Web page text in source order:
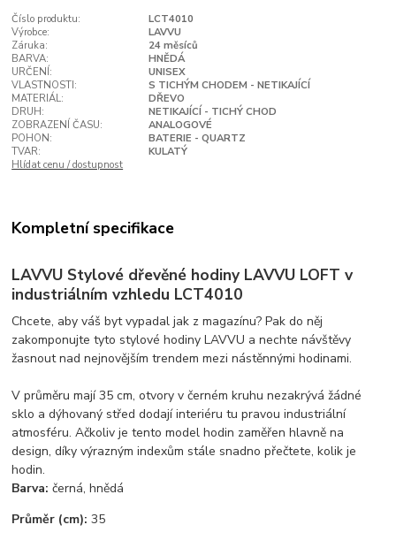
Číslo produktu:
LCT4010
Výrobce:
LAVVU
Záruka:
24 měsíců
BARVA:
HNĚDÁ
URČENÍ:
UNISEX
VLASTNOSTI:
S TICHÝM CHODEM - NETIKAJÍCÍ
MATERIÁL:
DŘEVO
DRUH:
NETIKAJÍCÍ - TICHÝ CHOD
ZOBRAZENÍ ČASU:
ANALOGOVÉ
POHON:
BATERIE - QUARTZ
TVAR:
KULATÝ
Hlídat cenu / dostupnost
Kompletní specifikace
LAVVU Stylové dřevěné hodiny LAVVU LOFT v
industriálním vzhledu LCT4010
Chcete, aby váš byt vypadal jak z magazínu? Pak do něj
zakomponujte tyto stylové hodiny LAVVU a nechte návštěvy
žasnout nad nejnovějším trendem mezi nástěnnými hodinami.
V průměru mají 35 cm, otvory v černém kruhu nezakrývá žádné
sklo a dýhovaný střed dodají interiéru tu pravou industriální
atmosféru. Ačkoliv je tento model hodin zaměřen hlavně na
design, díky výrazným indexům stále snadno přečtete, kolik je
hodin.
Barva: černá, hnědá
Průměr (cm): 35